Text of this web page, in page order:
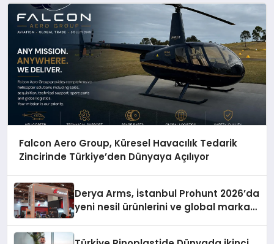
Falcon Aero Group, Küresel Havacılık Tedarik
Zincirinde Türkiye’den Dünyaya Açılıyor
Derya Arms, İstanbul Prohunt 2026’da
yeni nesil ürünlerini ve global marka